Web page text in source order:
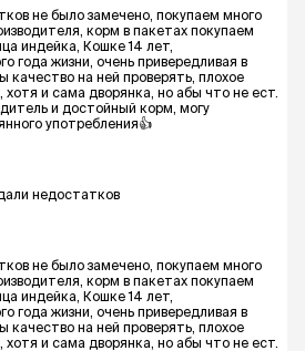
не было замечено, покупаем много
корм в пакетах покупаем
индейка, Кошке 14 лет,
года жизни, очень привередливая в
качество на ней проверять, плохое
и сама дворянка, но абы что не ест.
и достойный корм, могу
употребления👍
недостатков
не было замечено, покупаем много
корм в пакетах покупаем
индейка, Кошке 14 лет,
года жизни, очень привередливая в
качество на ней проверять, плохое
и сама дворянка, но абы что не ест.